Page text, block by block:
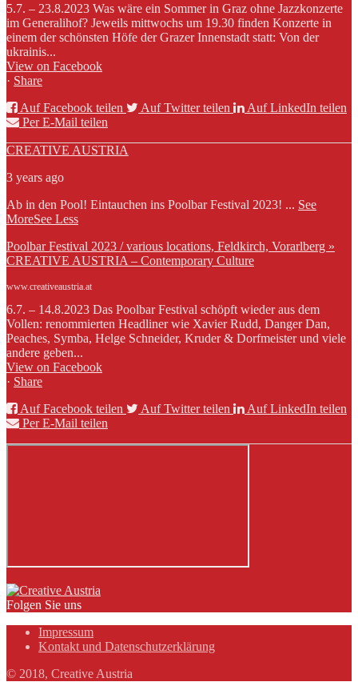
5.7. – 23.8.2023 Was wäre ein Sommer in Graz ohne Jazzkonzerte
im Generalihof? Jeweils mittwochs um 19.30 finden Konzerte in
einem der schönsten Höfe der Grazer Innenstadt statt: Von der
ukrainis...
View on Facebook
· Share
Auf Facebook teilen
Auf Twitter teilen
Auf LinkedIn teilen
Per E-Mail teilen
CREATIVE AUSTRIA
3 years ago
Ab in den Pool! Eintauchen ins Poolbar Festival 2023! ... See
MoreSee Less
Poolbar Festival 2023 / various locations, Feldkirch, Vorarlberg »
CREATIVE AUSTRIA – Contemporary Culture
www.creativeaustria.at
6.7. – 14.8.2023 Das Poolbar Festival schöpft wieder aus dem
Vollen: renommierten Headliner wie Xavier Rudd, Danger Dan,
Peaches, Symba, Helge Schneider, Kruder & Dorfmeister und viele
andere geben...
View on Facebook
· Share
Auf Facebook teilen
Auf Twitter teilen
Auf LinkedIn teilen
Per E-Mail teilen
Folgen Sie uns
Impressum
Kontakt und Datenschutzerklärung
© 2018, Creative Austria